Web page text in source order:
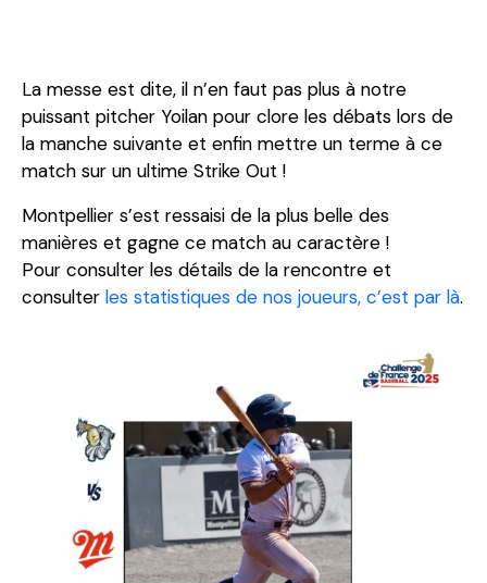
La messe est dite, il n’en faut pas plus à notre
puissant pitcher Yoilan pour clore les débats lors de
la manche suivante et enfin mettre un terme à ce
match sur un ultime Strike Out !
Montpellier s’est ressaisi de la plus belle des
manières et gagne ce match au caractère !
Pour consulter les détails de la rencontre et
consulter les statistiques de nos joueurs, c’est par là.